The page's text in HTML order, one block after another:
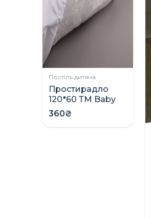
Постіль дитяча
Простирадло
120*60 ТМ Baby
Veres
360₴